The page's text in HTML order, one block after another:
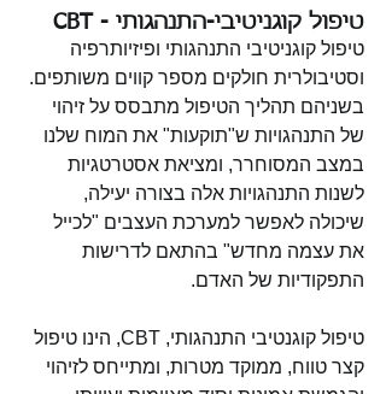
טיפול קוגניטיבי-התנהגותי - CBT
טיפול קוגניטיבי התנהגותי ופיזיותרפיה
וסטיבולרית חולקים מספר קווים משותפים.
בשניהם תהליך הטיפול מתבסס על זיהוי
של התנהגויות ש"תוקעות" את המוח שלנו
במצב המסוחרר, ומציאת אסטרטגיות
לשנות התנהגויות אלה בצורה יעילה,
שיכולה לאפשר למערכת העצבים "לכייל
את עצמה מחדש" בהתאם לדרישות
התפקודיות של האדם.
טיפול קוגנטיבי התנהגותי, CBT, הינו טיפול
קצר טווח, ממוקד מטרות, ומתייחס לזיהוי